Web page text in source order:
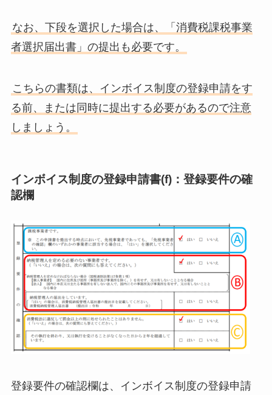
なお、下段を選択した場合は、「消費税課税事業
者選択届出書」の提出も必要です。
こちらの書類は、インボイス制度の登録申請をす
る前、または同時に提出する必要があるので注意
しましょう。
インボイス制度の登録申請書(f)：登録要件の確
認欄
登録要件の確認欄は、インボイス制度の登録申請